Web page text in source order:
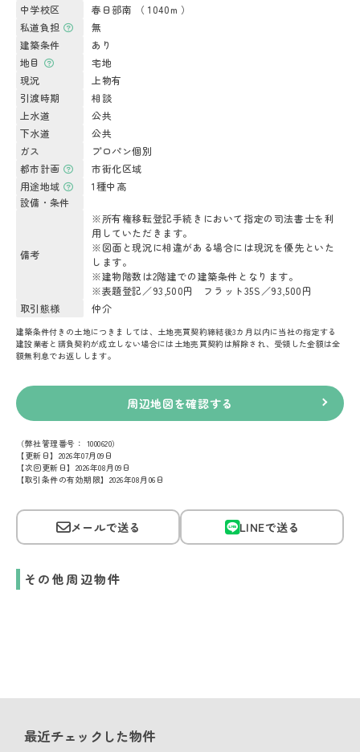
中学校区
春日部南 （ 1040m ）
私道負担
無
建築条件
あり
地目
宅地
現況
上物有
引渡時期
相談
上水道
公共
下水道
公共
ガス
プロパン個別
都市計画
市街化区域
用途地域
1種中高
設備・条件
備考
※所有権移転登記手続きにおいて指定の司法書士を利
用していただきます。
※図面と現況に相違がある場合には現況を優先といた
します。
※建物階数は2階建での建築条件となります。
※表題登記／93,500円 フラット35S／93,500円
取引態様
仲介
建築条件付きの土地につきましては、土地売買契約締結後3カ月以内に当社の指定する
建設業者と請負契約が成立しない場合には土地売買契約は解除され、受領した金額は全
額無利息でお返しします。
周辺地図を確認する
（弊社管理番号： 1000620）
【更新日】2026年07月09日
【次回更新日】2026年08月09日
【取引条件の有効期限】2026年08月06日
メールで送る LINEで送る
その他周辺物件
最近チェックした物件